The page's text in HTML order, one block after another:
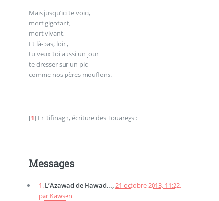
Mais jusqu’ici te voici,
mort gigotant,
mort vivant,
Et là-bas, loin,
tu veux toi aussi un jour
te dresser sur un pic,
comme nos pères mouflons.
[1] En tifinagh, écriture des Touaregs :
Messages
1. L’Azawad de Hawad...,21 octobre 2013, 11:22,
par Kawsen